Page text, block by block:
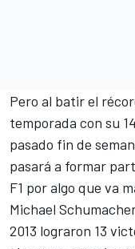
Pero al batir el
temporada con su
pasado fin de
pasará a formar
F1 por algo que va
Michael
2013 lograron 13